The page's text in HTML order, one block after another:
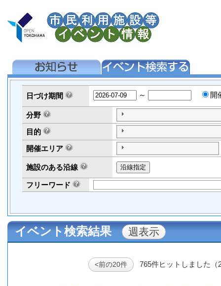
日づけ期間 ～ 開
分野
目的
開催エリア
施設のある沿線
フリーワード
イベント検索結果
<前の20件 765件ヒットしました（